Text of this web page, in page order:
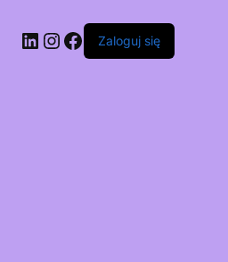
Zaloguj się